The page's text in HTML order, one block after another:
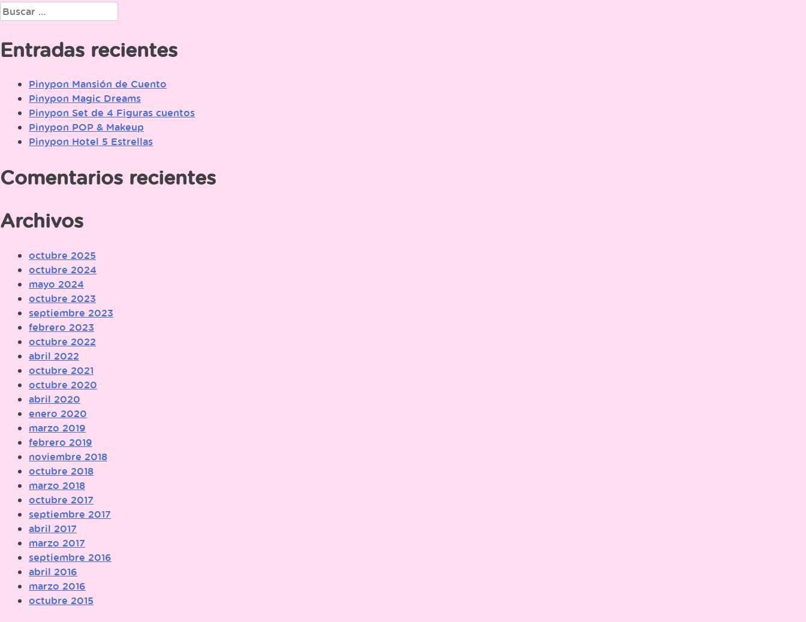
de
entradas
Buscar:
Entradas recientes
Pinypon Mansión de Cuento
Pinypon Magic Dreams
Pinypon Set de 4 Figuras cuentos
Pinypon POP & Makeup
Pinypon Hotel 5 Estrellas
Comentarios recientes
Archivos
octubre 2025
octubre 2024
mayo 2024
octubre 2023
septiembre 2023
febrero 2023
octubre 2022
abril 2022
octubre 2021
octubre 2020
abril 2020
enero 2020
marzo 2019
febrero 2019
noviembre 2018
octubre 2018
marzo 2018
octubre 2017
septiembre 2017
abril 2017
marzo 2017
septiembre 2016
abril 2016
marzo 2016
octubre 2015